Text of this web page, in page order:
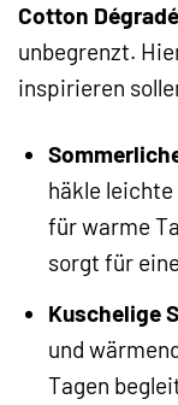
Cotton
unbegrenzt.
inspirieren
häkle
für warme
sorgt für
Kuschelige
und
Tagen